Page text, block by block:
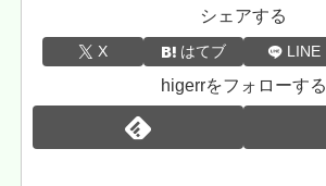
シェアする
X はてブ LINE
higerrをフォローする